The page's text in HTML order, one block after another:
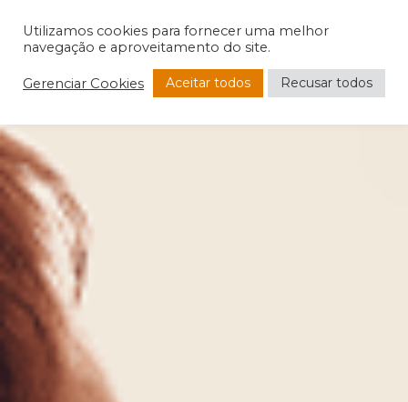
Utilizamos cookies para fornecer uma melhor
navegação e aproveitamento do site.
Gerenciar Cookies Aceitar todos Recusar todos